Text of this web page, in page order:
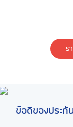
ร
ข้อดีของประ